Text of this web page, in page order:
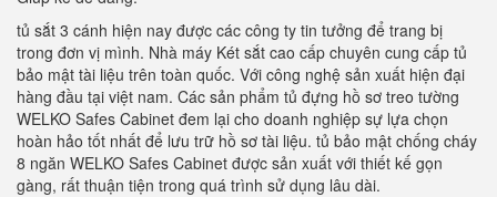
tủ sắt 3 cánh hiện nay được các công ty tin tưởng để trang bị
trong đơn vị mình. Nhà máy Két sắt cao cấp chuyên cung cấp tủ
bảo mật tài liệu trên toàn quốc. Với công nghệ sản xuất hiện đại
hàng đầu tại việt nam. Các sản phẩm tủ đựng hồ sơ treo tường
WELKO Safes Cabinet đem lại cho doanh nghiệp sự lựa chọn
hoàn hảo tốt nhất để lưu trữ hồ sơ tài liệu. tủ bảo mật chống cháy
8 ngăn WELKO Safes Cabinet được sản xuất với thiết kế gọn
gàng, rất thuận tiện trong quá trình sử dụng lâu dài.